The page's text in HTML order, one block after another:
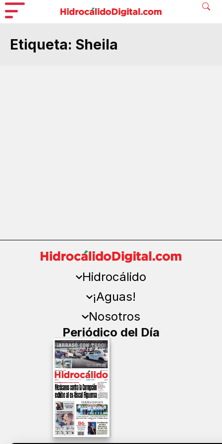
Etiqueta: Sheila
Hidrocálido
¡Aguas!
Nosotros
Periódico del Día